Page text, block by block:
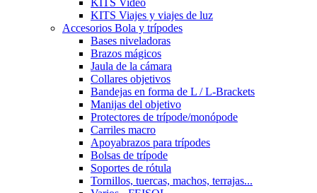
KITS Video
KITS Viajes y viajes de luz
Accesorios Bola y trípodes
Bases niveladoras
Brazos mágicos
Jaula de la cámara
Collares objetivos
Bandejas en forma de L / L-Brackets
Manijas del objetivo
Protectores de trípode/monópode
Carriles macro
Apoyabrazos para trípodes
Bolsas de trípode
Soportes de rótula
Tornillos, tuercas, machos, terrajas...